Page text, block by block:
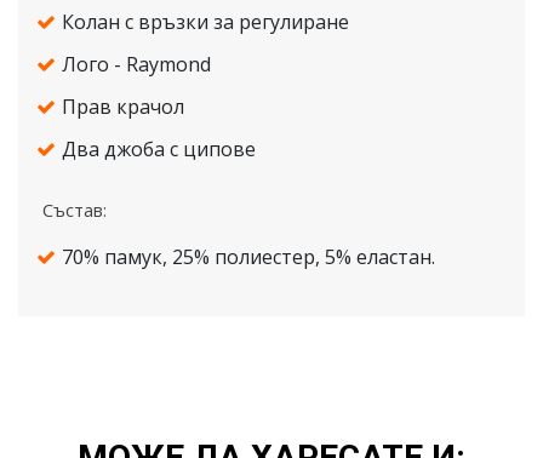
Колан с връзки за регулиране
Лого - Raymond
Прав крачол
Два джоба с ципове
Състав:
70% памук, 25% полиестер, 5% еластан.